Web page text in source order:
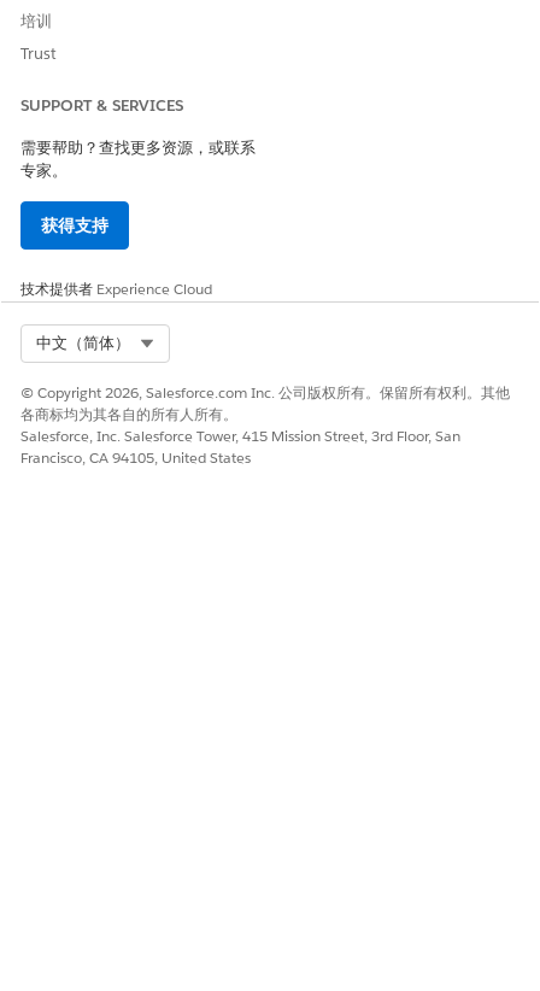
培训
Trust
SUPPORT & SERVICES
需要帮助？查找更多资源，或联系
专家。
获得支持
技术提供者 Experience Cloud
中文（简体）
© Copyright 2026, Salesforce.com Inc. 公司版权所有。保留所有权利。其他
各商标均为其各自的所有人所有。
Salesforce, Inc. Salesforce Tower, 415 Mission Street, 3rd Floor, San
Francisco, CA 94105, United States